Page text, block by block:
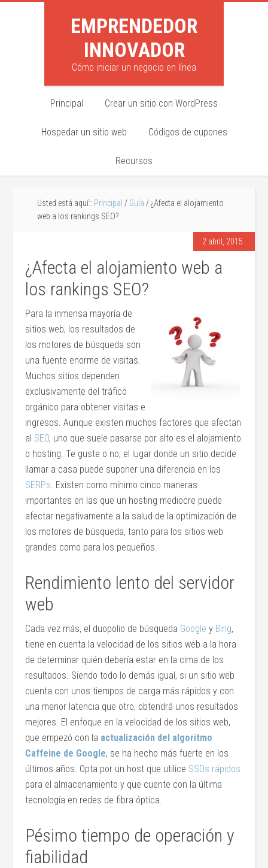
EMPRENDEDOR
INNOVADOR
Cómo iniciar un negocio en línea
Principal Crear un sitio con WordPress
Hospedar un sitio web Códigos de cupones
Recursos
Usted está aquí:: Principal / Guía / ¿Afecta el alojamiento
web a los rankings SEO?
2 abril, 2015
¿Afecta el alojamiento web a
los rankings SEO?
Para la inmensa mayoría de
sitios web, los resultados de
los motores de búsqueda son
una fuente enorme de visitas.
Muchos sitios dependen
exclusivamente del tráfico
orgánico para obtener visitas e
ingresos. Aunque existen muchos factores que afectan
al SEO, uno que suele pasarse por alto es el alojamiento
o hosting. Te guste o no, el lugar donde un sitio decide
llamar a casa puede suponer una diferencia en los
SERPs. Existen como mínimo cinco maneras
importantes en las que un hosting mediocre puede
afectar negativamente a la salud de la optimización de
los motores de búsqueda, tanto para los sitios web
grandes como para los pequeños.
Rendimiento lento del servidor
web
Cada vez más, el duopolio de búsqueda Google y Bing,
tiene en cuenta la velocidad de los sitios web a la hora
de determinar quién debería estar en la cima de los
resultados. Siendo todo lo demás igual, si un sitio web
cuenta con unos tiempos de carga más rápidos y con
una menor latencia que otro, obtendrá unos resultados
mejores. El enfoque en la velocidad de los sitios web,
que empezó con la actualización del algoritmo
Caffeine de Google, se ha hecho más fuerte en los
últimos años. Opta por un host que utilice SSDs rápidos
para el almacenamiento y que cuente con la última
tecnología en redes de fibra óptica.
Pésimo tiempo de operación y
fiabilidad